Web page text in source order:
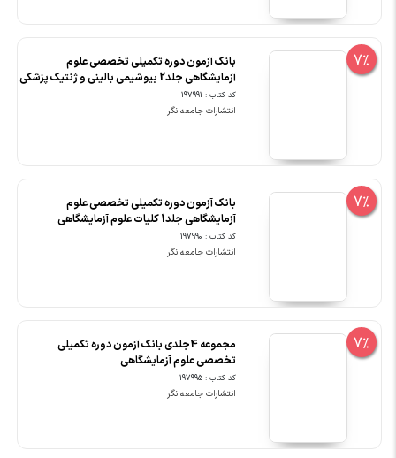
7%
بانک آزمون دوره تکمیلی تخصصی علوم
آزمایشگاهی جلد2 بیوشیمی بالینی و ژنتیک پزشکی
کد کتاب : 197991
انتشارات جامعه نگر
7%
بانک آزمون دوره تکمیلی تخصصی علوم
آزمایشگاهی جلد1 کلیات علوم آزمایشگاهی
کد کتاب : 197990
انتشارات جامعه نگر
7%
مجموعه 4جلدی بانک آزمون دوره تکمیلی
تخصصی علوم آزمایشگاهی
کد کتاب : 197995
انتشارات جامعه نگر